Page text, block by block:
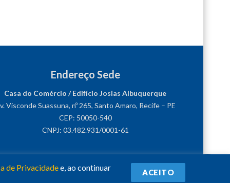
Endereço Sede
Casa do Comércio / Edifício Josias Albuquerque
Visconde Suassuna, nº 265, Santo Amaro, Recife – PE
CEP: 50050-540
CNPJ: 03.482.931/0001-61
de Privacidadee, ao continuar
ACEITO